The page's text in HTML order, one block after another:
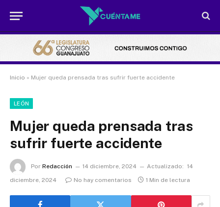
Inicio » Mujer queda prensada tras sufrir fuerte accidente
LEÓN
Mujer queda prensada tras
sufrir fuerte accidente
Por Redacción 14 diciembre, 2024 Actualizado: 14
diciembre, 2024
No hay comentarios 1 Min de lectura